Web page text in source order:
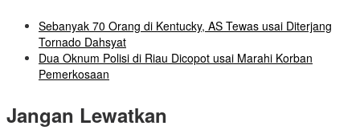
Sebanyak 70 Orang di Kentucky, AS Tewas usai Diterjang
Tornado Dahsyat
Dua Oknum Polisi di Riau Dicopot usai Marahi Korban
Pemerkosaan
Jangan Lewatkan